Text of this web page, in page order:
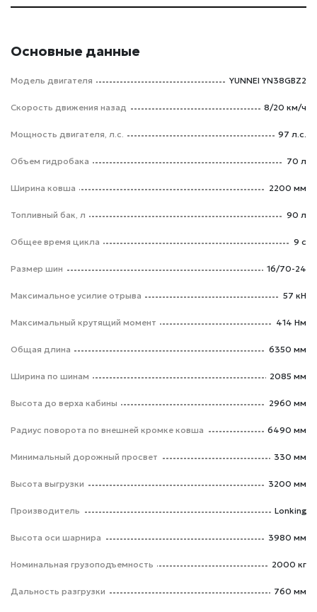
Основные данные
Модель двигателя YUNNEI YN38GBZ2
Скорость движения назад 8/20 км/ч
Мощность двигателя, л.с. 97 л.с.
Объем гидробака 70 л
Ширина ковша 2200 мм
Топливный бак, л 90 л
Общее время цикла 9 с
Размер шин 16/70-24
Максимальное усилие отрыва 57 кН
Максимальный крутящий момент 414 Нм
Общая длина 6350 мм
Ширина по шинам 2085 мм
Высота до верха кабины 2960 мм
Радиус поворота по внешней кромке ковша 6490 мм
Минимальный дорожный просвет 330 мм
Высота выгрузки 3200 мм
Производитель Lonking
Высота оси шарнира 3980 мм
Номинальная грузоподъемность 2000 кг
Дальность разгрузки 760 мм